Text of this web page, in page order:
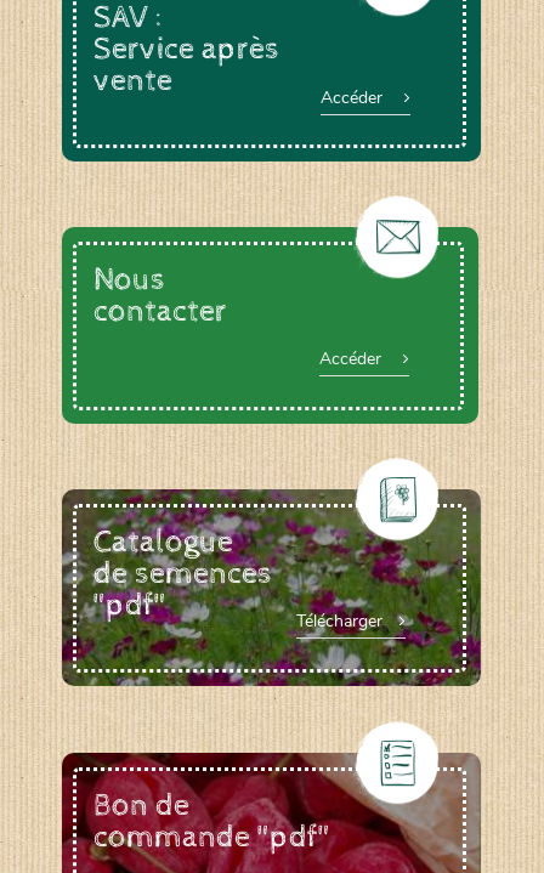
SAV :
Service après
vente
Accéder
Nous
contacter
Accéder
Catalogue
de semences
"pdf"
Télécharger
Bon de
commande "pdf"